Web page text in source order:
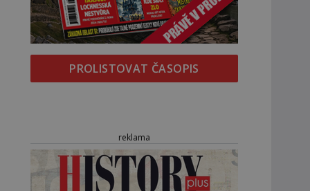
PROLISTOVAT ČASOPIS
reklama